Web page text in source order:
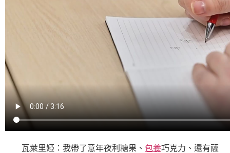
瓦萊里婭：我帶了意年夜利糖果、 包養巧克力、還有薩